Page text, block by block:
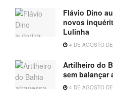
Flávio Dino
novos
Lulinha
4 DE AGOSTO
Artilheiro do
sem balançar
4 DE AGOSTO